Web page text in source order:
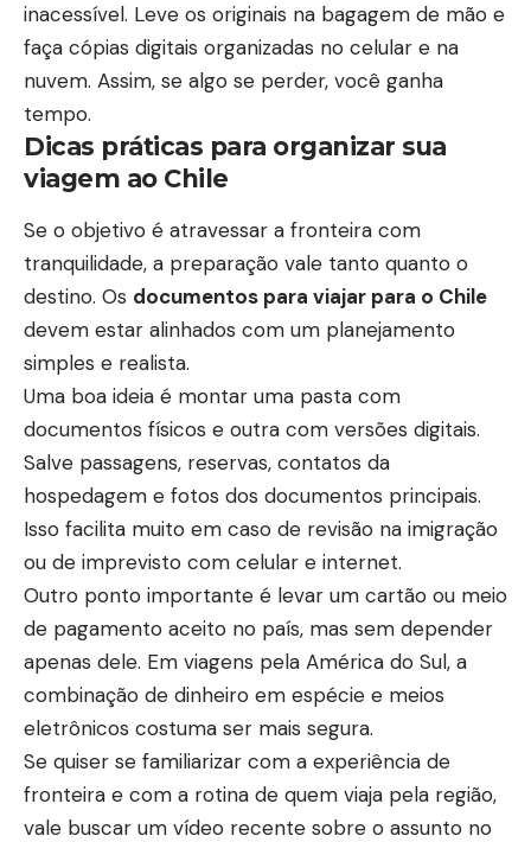
inacessível. Leve os originais na bagagem de mão e
faça cópias digitais organizadas no celular e na
nuvem. Assim, se algo se perder, você ganha
tempo.
Dicas práticas para organizar sua
viagem ao Chile
Se o objetivo é atravessar a fronteira com
tranquilidade, a preparação vale tanto quanto o
destino. Os documentos para viajar para o Chile
devem estar alinhados com um planejamento
simples e realista.
Uma boa ideia é montar uma pasta com
documentos físicos e outra com versões digitais.
Salve passagens, reservas, contatos da
hospedagem e fotos dos documentos principais.
Isso facilita muito em caso de revisão na imigração
ou de imprevisto com celular e internet.
Outro ponto importante é levar um cartão ou meio
de pagamento aceito no país, mas sem depender
apenas dele. Em viagens pela América do Sul, a
combinação de dinheiro em espécie e meios
eletrônicos costuma ser mais segura.
Se quiser se familiarizar com a experiência de
fronteira e com a rotina de quem viaja pela região,
vale buscar um vídeo recente sobre o assunto no